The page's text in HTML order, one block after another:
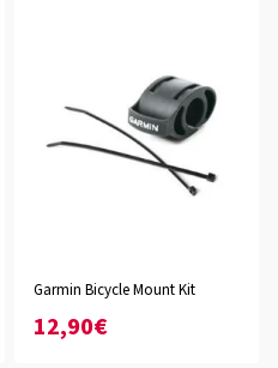
Garmin Bicycle Mount Kit
12,90€